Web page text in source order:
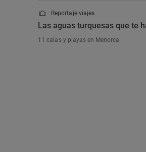
Reportaje viajes
Las aguas turquesas que te
11 calas y playas en Menorca